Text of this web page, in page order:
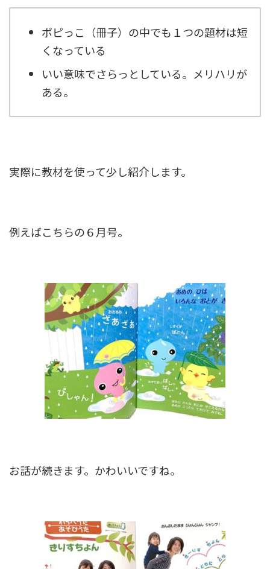
ポピっこ（冊子）の中でも１つの題材は短
くなっている
いい意味でさらっとしている。メリハリが
ある。
実際に教材を使って少し紹介します。
例えばこちらの６月号。
お話が続きます。かわいいですね。